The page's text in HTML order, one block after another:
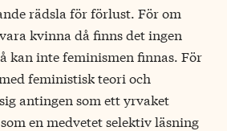
rädsla för förlust. För om
kvinna då finns det ingen
kan inte feminismen finnas. För
feministisk teori och
antingen som ett yrvaket
en medvetet selektiv läsning